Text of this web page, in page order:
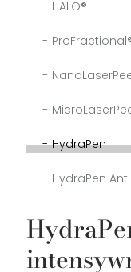
HALO®
HydraPen
HydraPen